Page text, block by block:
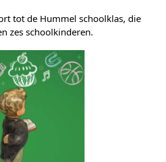
tot de Hummel schoolklas, die
zes schoolkinderen.